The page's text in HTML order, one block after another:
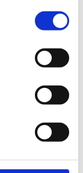
en plats där
och ibland